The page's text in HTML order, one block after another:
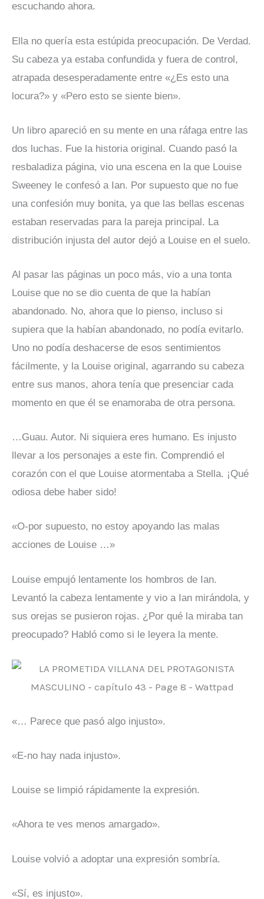
escuchando ahora.
Ella no quería esta estúpida preocupación. De Verdad.
Su cabeza ya estaba confundida y fuera de control,
atrapada desesperadamente entre «¿Es esto una
locura?» y «Pero esto se siente bien».
Un libro apareció en su mente en una ráfaga entre las
dos luchas. Fue la historia original. Cuando pasó la
resbaladiza página, vio una escena en la que Louise
Sweeney le confesó a Ian. Por supuesto que no fue
una confesión muy bonita, ya que las bellas escenas
estaban reservadas para la pareja principal. La
distribución injusta del autor dejó a Louise en el suelo.
Al pasar las páginas un poco más, vio a una tonta
Louise que no se dio cuenta de que la habían
abandonado. No, ahora que lo pienso, incluso si
supiera que la habían abandonado, no podía evitarlo.
Uno no podía deshacerse de esos sentimientos
fácilmente, y la Louise original, agarrando su cabeza
entre sus manos, ahora tenía que presenciar cada
momento en que él se enamoraba de otra persona.
…Guau. Autor. Ni siquiera eres humano. Es injusto
llevar a los personajes a este fin. Comprendió el
corazón con el que Louise atormentaba a Stella. ¡Qué
odiosa debe haber sido!
«O-por supuesto, no estoy apoyando las malas
acciones de Louise …»
Louise empujó lentamente los hombros de Ian.
Levantó la cabeza lentamente y vio a Ian mirándola, y
sus orejas se pusieron rojas. ¿Por qué la miraba tan
preocupado? Habló como si le leyera la mente.
«… Parece que pasó algo injusto».
«E-no hay nada injusto».
Louise se limpió rápidamente la expresión.
«Ahora te ves menos amargado».
Louise volvió a adoptar una expresión sombría.
«Sí, es injusto».